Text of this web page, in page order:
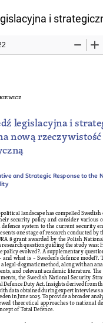
artykułu
i